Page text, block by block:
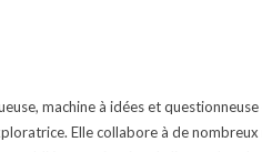
machine à idées et
Elle collabore à de